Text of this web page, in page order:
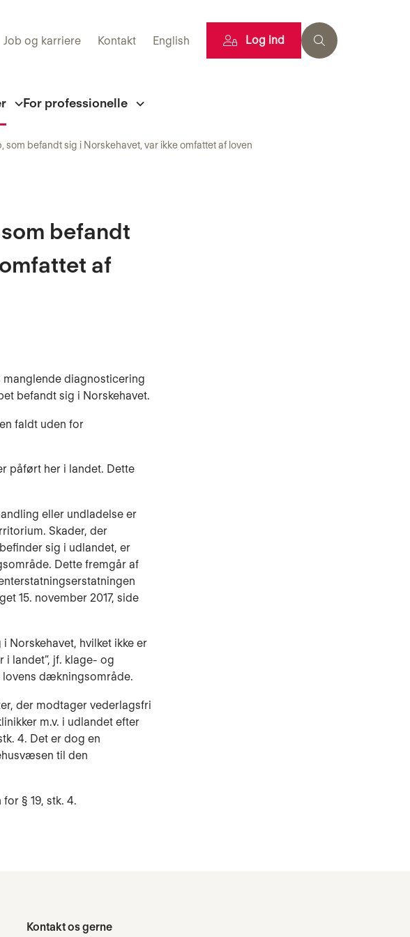
Job og karriere Kontakt English Log ind
For professionelle
som befandt sig i Norskehavet, var ikke omfattet af loven
befandt
af
diagnosticering
befandt sig i Norskehavet.
faldt uden for
påført her i landet. Dette
eller undladelse er
Skader, der
sig i udlandet, er
Dette fremgår af
15. november 2017, side
Norskehavet, hvilket ikke er
i landet”, jf. klage- og
lovens dækningsområde.
der modtager vederlagsfri
m.v. i udlandet efter
4. Det er dog en
til den
§ 19, stk. 4.
Kontakt os gerne